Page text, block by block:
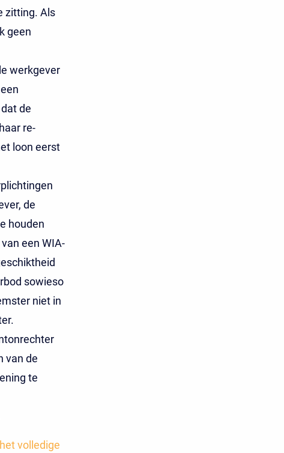
zitting. Als
geen
werkgever
de
re-
loon eerst
de
houden
een WIA-
sowieso
niet in
van de
te
volledige